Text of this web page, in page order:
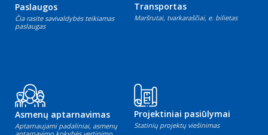
Paslaugos
Čia rasite savivaldybės teikiamas
paslaugas
Transportas
Maršrutai, tvarkaraščiai, e. bilietas
Asmenų aptarnavimas
Aptarnaujami padaliniai, asmenų
Projektiniai pasiūlymai
Statinių projektų viešinimas